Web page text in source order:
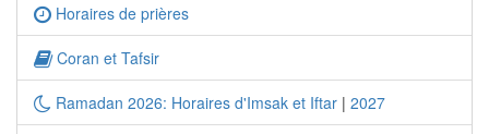
Horaires de prières
Coran et Tafsir
Ramadan 2026: Horaires d'Imsak et Iftar | 2027